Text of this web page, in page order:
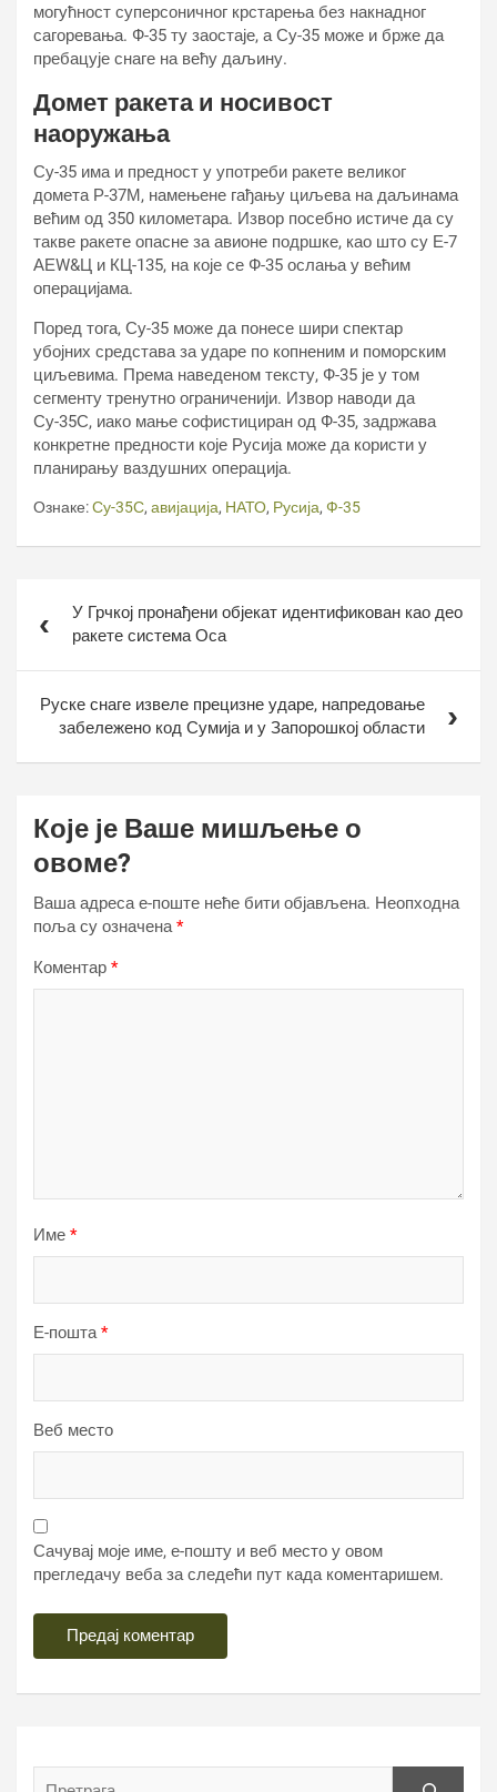
могућност суперсоничног крстарења без накнадног
сагоревања. Ф-35 ту заостаје, а Су-35 може и брже да
пребацује снаге на већу даљину.
Домет ракета и носивост
наоружања
Су-35 има и предност у употреби ракете великог
домета Р-37М, намењене гађању циљева на даљинама
већим од 350 километара. Извор посебно истиче да су
такве ракете опасне за авионе подршке, као што су Е-7
АЕW&Ц и КЦ-135, на које се Ф-35 ослања у већим
операцијама.
Поред тога, Су-35 може да понесе шири спектар
убојних средстава за ударе по копненим и поморским
циљевима. Према наведеном тексту, Ф-35 је у том
сегменту тренутно ограниченији. Извор наводи да
Су-35С, иако мање софистициран од Ф-35, задржава
конкретне предности које Русија може да користи у
планирању ваздушних операција.
Ознаке:Су-35С, авијација, НАТО, Русија, Ф-35
чланкаУ Грчкој пронађени објекат идентификован као део
ракете система Оса
Руске снаге извеле прецизне ударе, напредовање
забележено код Сумија и у Запорошкој области
Које је Ваше мишљење о
овоме?
Ваша адреса е-поште неће бити објављена. Неопходна
поља су означена*
Коментар *
Име *
Е-пошта*
Веб место
Сачувај моје име, е-пошту и веб место у овом
прегледачу веба за следећи пут када коментаришем.